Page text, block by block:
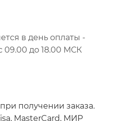
в день оплаты -
09.00 до 18.00 МСК
получении заказа.
MasterCard, МИР